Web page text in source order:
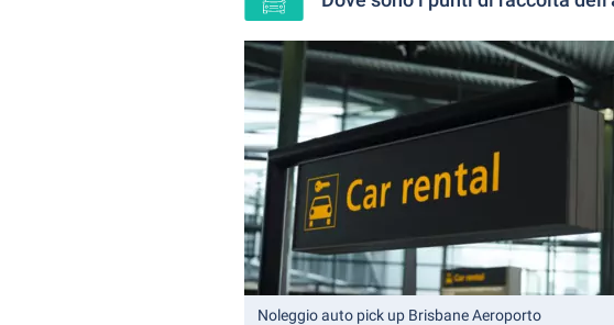
Noleggio auto pick up Brisbane Aeroporto